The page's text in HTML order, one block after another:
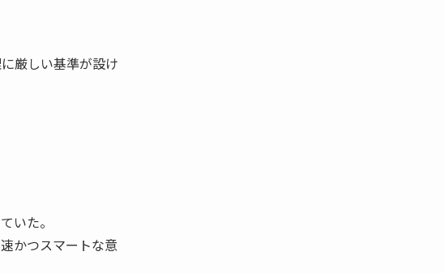
厳しい基準が設け
いた。
かつスマートな意